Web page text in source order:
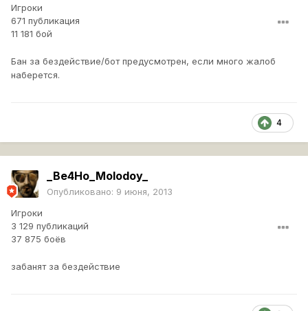
Игроки
671 публикация
11 181 бой
Бан за бездействие/бот предусмотрен, если много жалоб
наберется.
4
_Be4Ho_Molodoy_
Опубликовано: 9 июня, 2013
Игроки
3 129 публикаций
37 875 боёв
забанят за бездействие